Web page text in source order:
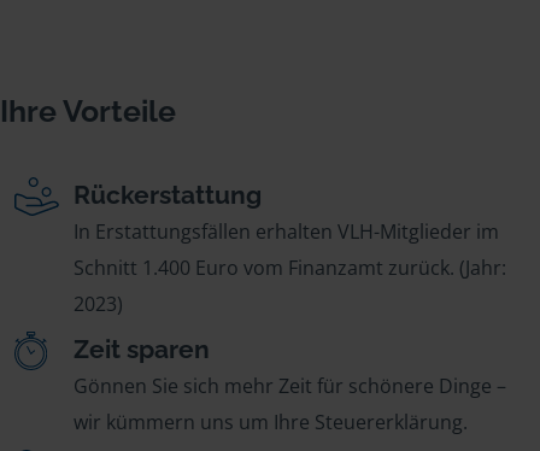
Ihre Vorteile
Rückerstattung
In Erstattungsfällen erhalten VLH-Mitglieder im
Schnitt 1.400 Euro vom Finanzamt zurück. (Jahr:
2023)
Zeit sparen
Gönnen Sie sich mehr Zeit für schönere Dinge –
wir kümmern uns um Ihre Steuererklärung.